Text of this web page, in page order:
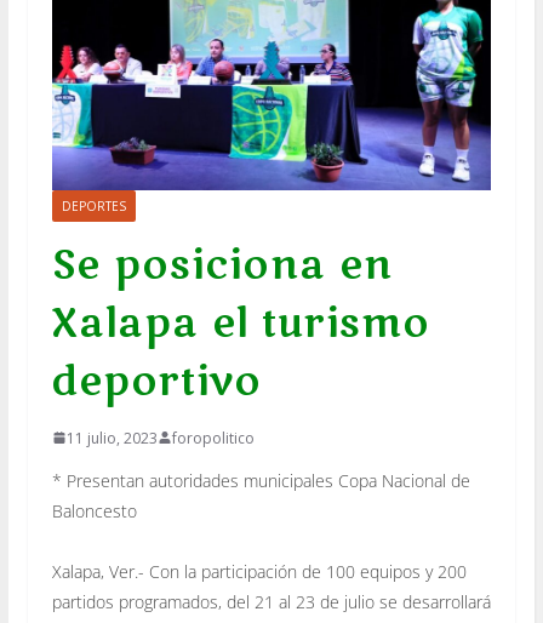
DEPORTES
Se posiciona en
Xalapa el turismo
deportivo
11 julio, 2023 foropolitico
* Presentan autoridades municipales Copa Nacional de
Baloncesto
Xalapa, Ver.- Con la participación de 100 equipos y 200
partidos programados, del 21 al 23 de julio se desarrollará